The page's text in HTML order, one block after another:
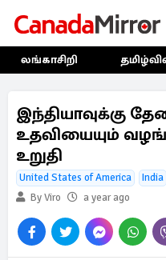
லங்காசிறி
இந்தியாவுக்கு
உதவியையும்
உறுதி
United States of America India
By Viro
a year ago